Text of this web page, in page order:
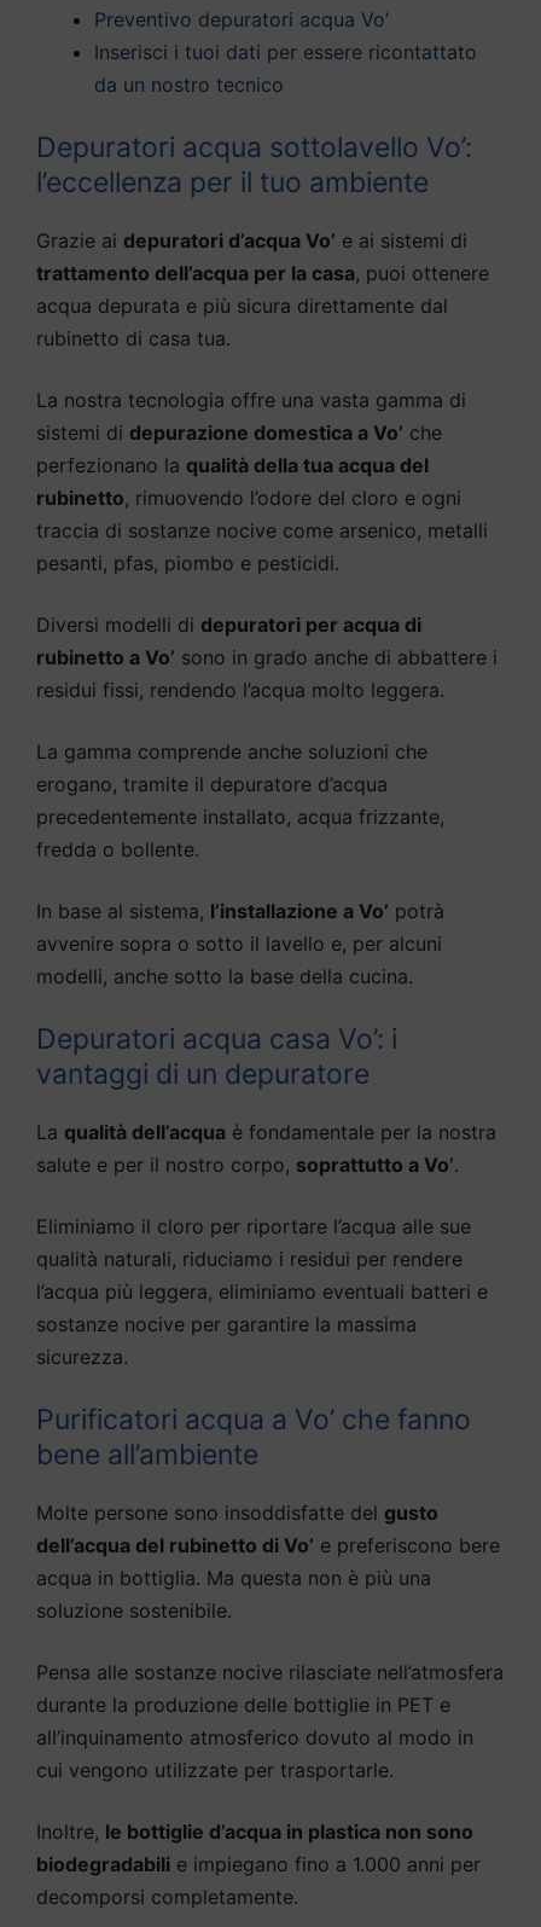
Preventivo depuratori acqua Vo’
Inserisci i tuoi dati per essere ricontattato
da un nostro tecnico
Depuratori acqua sottolavello Vo’:
l’eccellenza per il tuo ambiente
Grazie ai depuratori d’acqua Vo’ e ai sistemi di
trattamento dell’acqua per la casa, puoi ottenere
acqua depurata e più sicura direttamente dal
rubinetto di casa tua.
La nostra tecnologia offre una vasta gamma di
sistemi di depurazione domestica a Vo’ che
perfezionano la qualità della tua acqua del
rubinetto, rimuovendo l’odore del cloro e ogni
traccia di sostanze nocive come arsenico, metalli
pesanti, pfas, piombo e pesticidi.
Diversi modelli di depuratori per acqua di
rubinetto a Vo’ sono in grado anche di abbattere i
residui fissi, rendendo l’acqua molto leggera.
La gamma comprende anche soluzioni che
erogano, tramite il depuratore d’acqua
precedentemente installato, acqua frizzante,
fredda o bollente.
In base al sistema, l’installazione a Vo’ potrà
avvenire sopra o sotto il lavello e, per alcuni
modelli, anche sotto la base della cucina.
Depuratori acqua casa Vo’: i
vantaggi di un depuratore
La qualità dell’acqua è fondamentale per la nostra
salute e per il nostro corpo, soprattutto a Vo’.
Eliminiamo il cloro per riportare l’acqua alle sue
qualità naturali, riduciamo i residui per rendere
l’acqua più leggera, eliminiamo eventuali batteri e
sostanze nocive per garantire la massima
sicurezza.
Purificatori acqua a Vo’ che fanno
bene all’ambiente
Molte persone sono insoddisfatte del gusto
dell’acqua del rubinetto di Vo’ e preferiscono bere
acqua in bottiglia. Ma questa non è più una
soluzione sostenibile.
Pensa alle sostanze nocive rilasciate nell’atmosfera
durante la produzione delle bottiglie in PET e
all’inquinamento atmosferico dovuto al modo in
cui vengono utilizzate per trasportarle.
Inoltre, le bottiglie d’acqua in plastica non sono
biodegradabili e impiegano fino a 1.000 anni per
decomporsi completamente.